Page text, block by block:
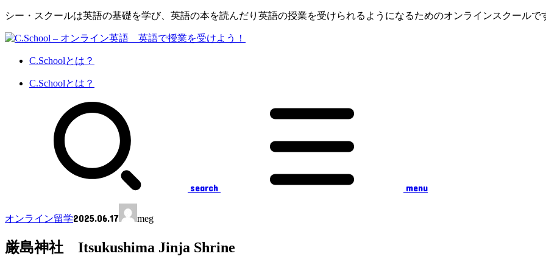
シー・スクールは英語の基礎を学び、英語の本を読んだり英語の授業を受けられるようになるためのオンラインスクールで
C.Schoolとは？
C.Schoolとは？
search menu
オンライン留学2025.06.17 meg
厳島神社 Itsukushima Jinja Shrine